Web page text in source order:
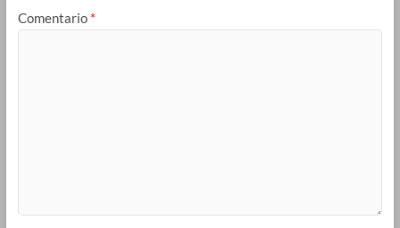
Comentario *